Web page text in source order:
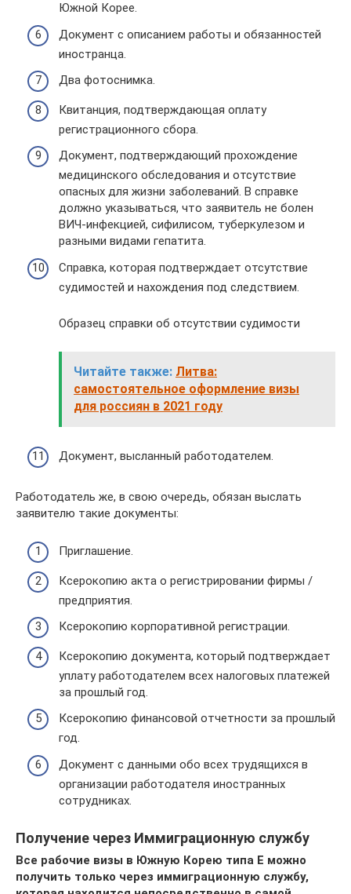
Южной Корее.
Документ с описанием работы и обязанностей
иностранца.
Два фотоснимка.
Квитанция, подтверждающая оплату
регистрационного сбора.
Документ, подтверждающий прохождение
медицинского обследования и отсутствие
опасных для жизни заболеваний. В справке
должно указываться, что заявитель не болен
ВИЧ-инфекцией, сифилисом, туберкулезом и
разными видами гепатита.
Справка, которая подтверждает отсутствие
судимостей и нахождения под следствием.
Образец справки об отсутствии судимости
Читайте также: Литва:
самостоятельное оформление визы
для россиян в 2021 году
Документ, высланный работодателем.
Работодатель же, в свою очередь, обязан выслать
заявителю такие документы:
Приглашение.
Ксерокопию акта о регистрировании фирмы /
предприятия.
Ксерокопию корпоративной регистрации.
Ксерокопию документа, который подтверждает
уплату работодателем всех налоговых платежей
за прошлый год.
Ксерокопию финансовой отчетности за прошлый
год.
Документ с данными обо всех трудящихся в
организации работодателя иностранных
сотрудниках.
Получение через Иммиграционную службу
Все рабочие визы в Южную Корею типа Е можно
получить только через иммиграционную службу,